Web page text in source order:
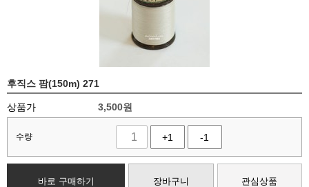
후직스 팜(150m) 271
상품가 3,500원
수량 +1 -1
바로 구매하기 장바구니 관심상품